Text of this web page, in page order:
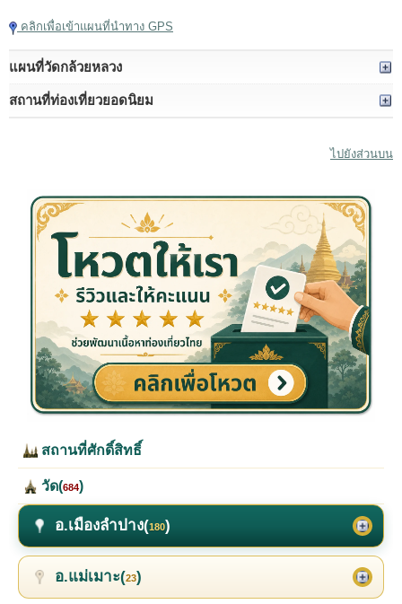
คลิกเพื่อเข้าแผนที่นำทาง GPS
แผนที่วัดกล้วยหลวง
สถานที่ท่องเที่ยวยอดนิยม
ไปยังส่วนบน
สถานที่ศักดิ์สิทธิ์
วัด(684)
อ.เมืองลำปาง(180)
อ.แม่เมาะ(23)